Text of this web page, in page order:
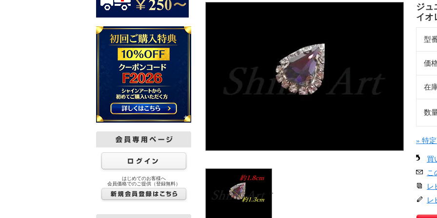
はじめてのお客様へ
会員価格でのご提供（登録無料）
ジュ
イオ
型
価
在
数
» 特
買
こ
レ
レ